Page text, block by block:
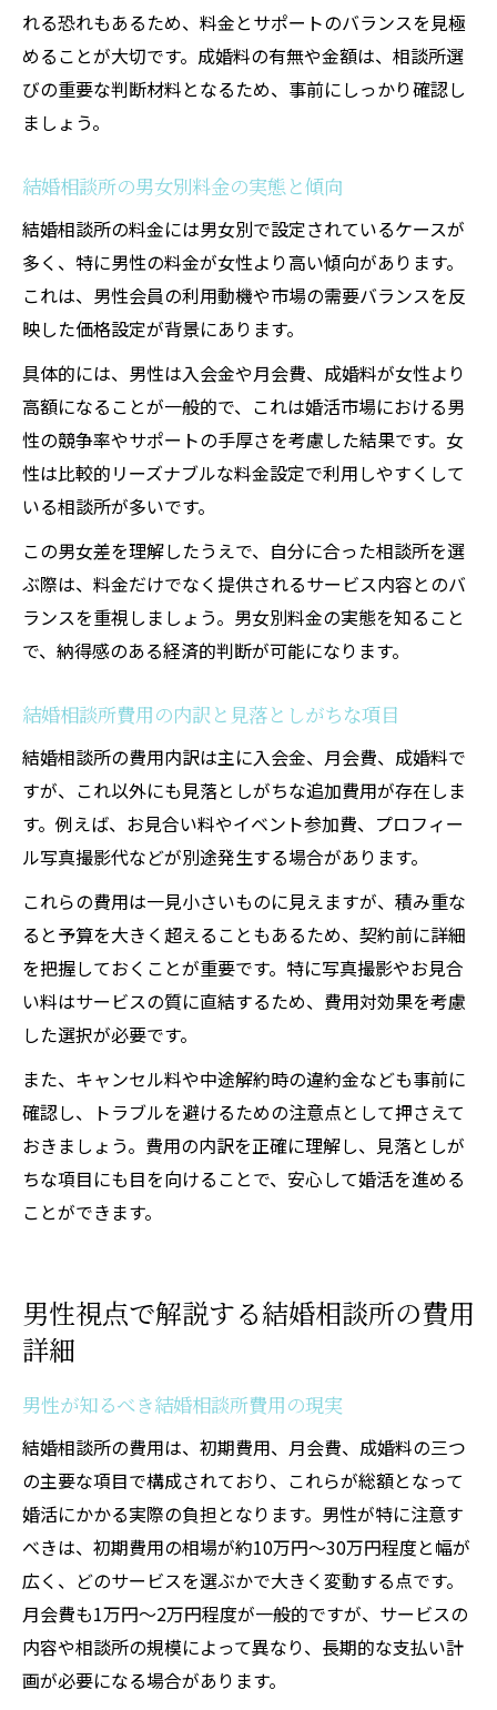
れる恐れもあるため、料金とサポートのバランスを見極
めることが大切です。成婚料の有無や金額は、相談所選
びの重要な判断材料となるため、事前にしっかり確認し
ましょう。
結婚相談所の男女別料金の実態と傾向
結婚相談所の料金には男女別で設定されているケースが
多く、特に男性の料金が女性より高い傾向があります。
これは、男性会員の利用動機や市場の需要バランスを反
映した価格設定が背景にあります。
具体的には、男性は入会金や月会費、成婚料が女性より
高額になることが一般的で、これは婚活市場における男
性の競争率やサポートの手厚さを考慮した結果です。女
性は比較的リーズナブルな料金設定で利用しやすくして
いる相談所が多いです。
この男女差を理解したうえで、自分に合った相談所を選
ぶ際は、料金だけでなく提供されるサービス内容とのバ
ランスを重視しましょう。男女別料金の実態を知ること
で、納得感のある経済的判断が可能になります。
結婚相談所費用の内訳と見落としがちな項目
結婚相談所の費用内訳は主に入会金、月会費、成婚料で
すが、これ以外にも見落としがちな追加費用が存在しま
す。例えば、お見合い料やイベント参加費、プロフィー
ル写真撮影代などが別途発生する場合があります。
これらの費用は一見小さいものに見えますが、積み重な
ると予算を大きく超えることもあるため、契約前に詳細
を把握しておくことが重要です。特に写真撮影やお見合
い料はサービスの質に直結するため、費用対効果を考慮
した選択が必要です。
また、キャンセル料や中途解約時の違約金なども事前に
確認し、トラブルを避けるための注意点として押さえて
おきましょう。費用の内訳を正確に理解し、見落としが
ちな項目にも目を向けることで、安心して婚活を進める
ことができます。
男性視点で解説する結婚相談所の費用
詳細
男性が知るべき結婚相談所費用の現実
結婚相談所の費用は、初期費用、月会費、成婚料の三つ
の主要な項目で構成されており、これらが総額となって
婚活にかかる実際の負担となります。男性が特に注意す
べきは、初期費用の相場が約10万円～30万円程度と幅が
広く、どのサービスを選ぶかで大きく変動する点です。
月会費も1万円～2万円程度が一般的ですが、サービスの
内容や相談所の規模によって異なり、長期的な支払い計
画が必要になる場合があります。